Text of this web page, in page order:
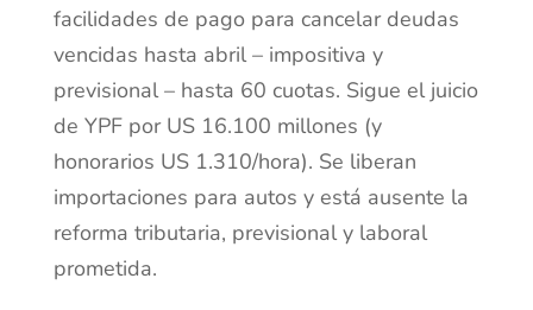
facilidades de pago para cancelar deudas
vencidas hasta abril – impositiva y
previsional – hasta 60 cuotas. Sigue el juicio
de YPF por US 16.100 millones (y
honorarios US 1.310/hora). Se liberan
importaciones para autos y está ausente la
reforma tributaria, previsional y laboral
prometida.